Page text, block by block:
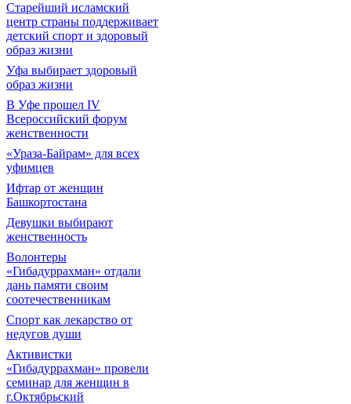
Старейший исламский
центр страны поддерживает
детский спорт и здоровый
образ жизни
Уфа выбирает здоровый
образ жизни
В Уфе прошел IV
Всероссийский форум
женственности
«Ураза-Байрам» для всех
уфимцев
Ифтар от женщин
Башкортостана
Девушки выбирают
женственность
Волонтеры
«Гибадуррахман» отдали
дань памяти своим
соотечественникам
Спорт как лекарство от
недугов души
Активистки
«Гибадуррахман» провели
семинар для женщин в
г.Октябрьский